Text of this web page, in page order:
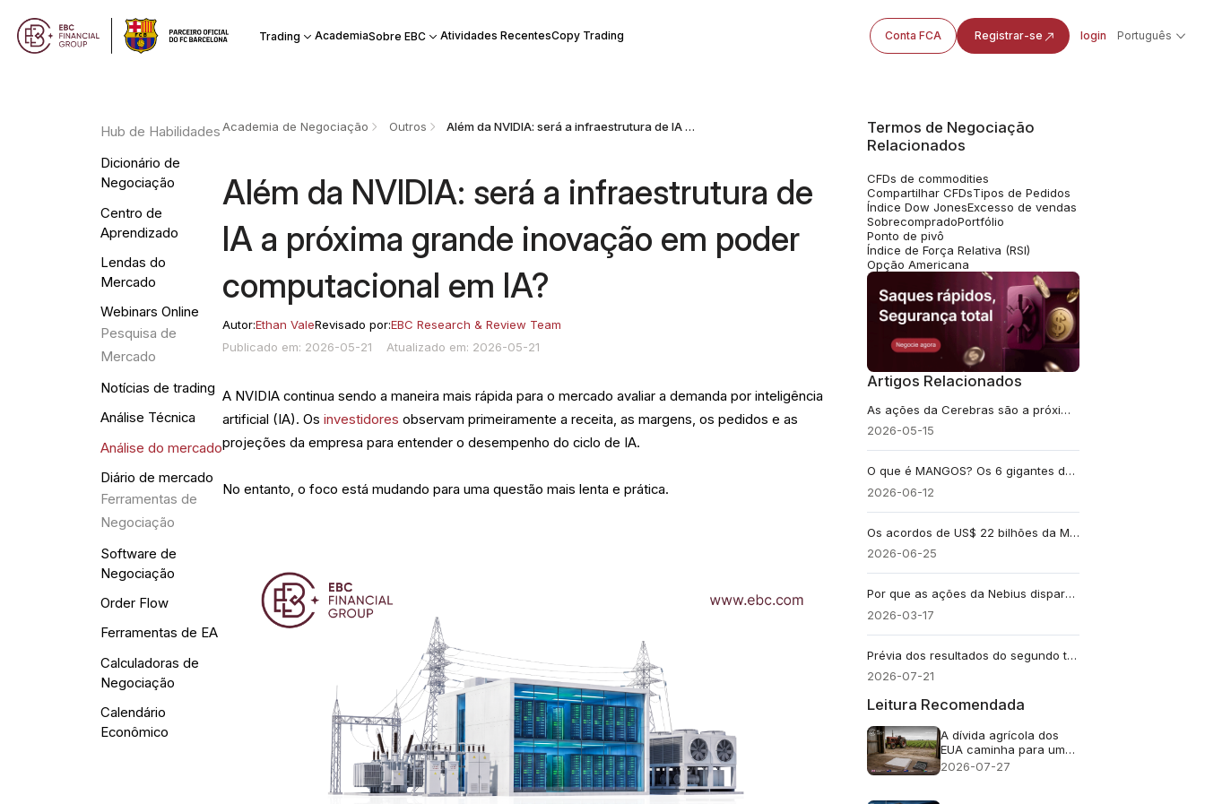
Trading AcademiaSobre EBC Atividades RecentesCopy Trading Conta FCA Registrar-se login Português
Hub de Habilidades
Dicionário de
Negociação
Centro de
Aprendizado
Lendas do
Mercado
Webinars Online
Pesquisa de
Mercado
Notícias de trading
Análise Técnica
Análise do mercado
Diário de mercado
Ferramentas de
Negociação
Software de
Negociação
Order Flow
Ferramentas de EA
Calculadoras de
Negociação
Calendário
Econômico
Academia de Negociação Outros Além da NVIDIA: será a infraestrutura de IA a próxima grande inovação em poder computacional em IA?
Além da NVIDIA: será a infraestrutura de
IA a próxima grande inovação em poder
computacional em IA?
Autor:Ethan ValeRevisado por:EBC Research & Review Team
Publicado em: 2026-05-21
Atualizado em: 2026-05-21
A NVIDIA continua sendo a maneira mais rápida para o mercado avaliar a demanda por inteligência
artificial (IA). Osinvestidores observam primeiramente a receita, as margens, os pedidos e as
projeções da empresa para entender o desempenho do ciclo de IA.
No entanto, o foco está mudando para uma questão mais lenta e prática.
Termos de Negociação
Relacionados
CFDs de commodities
Compartilhar CFDsTipos de Pedidos
Índice Dow JonesExcesso de vendas
SobrecompradoPortfólio
Ponto de pivô
Índice de Força Relativa (RSI)
Opção Americana
Artigos Relacionados
As ações da Cerebras são a próxima grande aposta da Nvidia, ou estão precificadas antes da comprovação?
2026-05-15
O que é MANGOS? Os 6 gigantes da IA ​​que estão redefinindo as grandes empresas de tecnologia depois das FAANG.
2026-06-12
Os acordos de US$ 22 bilhões da Micron apontam para uma escassez na oferta de chips de IA: 5 ações de semicondutores para ficar de olho
2026-06-25
Por que as ações da Nebius disparam hoje? Há mais potencial de alta?
2026-03-17
Prévia dos resultados do segundo trimestre das ações da GOOG: o investimento em IA da Alphabet já está trazendo resultados positivos?
2026-07-21
Leitura Recomendada
A dívida agrícola dos
EUA caminha para um
recorde de US$ 625
2026-07-27